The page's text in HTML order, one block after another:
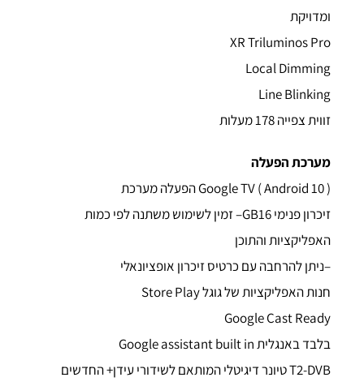
ומדויקת
XR Triluminos Pro
Local Dimming
Line Blinking
זווית צפייה 178 מעלות
מערכת הפעלה
Google TV ( Android 10 ) הפעלה מערכת
זיכרון פנימי GB16– זמין לשימוש משתנה לפי כמות
האפליקציות והתוכן
–ניתן להרחבה עם כרטיס זיכרון אופציונאלי
חנות האפליקציות של גוגל Store Play
Google Cast Ready
בלבד באנגלית Google assistant built in
T2-DVB טיונר דיגיטלי המותאם לשידורי עידן+ החדשים